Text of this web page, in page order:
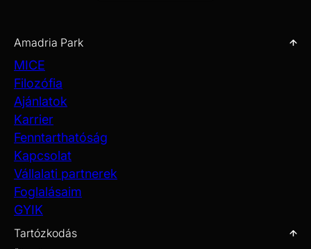
Amadria Park
MICE
Filozófia
Ajánlatok
Karrier
Fenntarthatóság
Kapcsolat
Vállalati partnerek
Foglalásaim
GYIK
Tartózkodás